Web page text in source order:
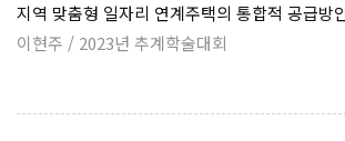
지역 맞춤형 일자리 연계주택의 통합적 공급방
이현주 / 2023년 추계학술대회